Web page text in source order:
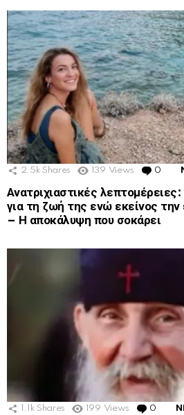
2.5k Shares 139 Views 0
Ανατριχιαστικές
για τη ζωή της ενώ εκείνος
– Η αποκάλυψη που σοκάρει
1.1k Shares 199 Views 0